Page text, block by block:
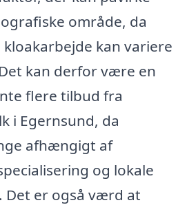
område, da
kan variere
kan derfor være en
flere tilbud fra
i Egernsund, da
afhængigt af
og lokale
Det er også værd at